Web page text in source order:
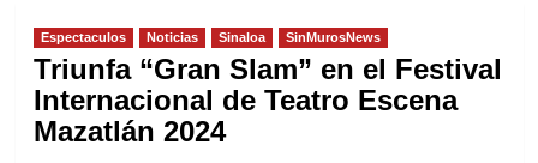
Espectaculos Noticias Sinaloa SinMurosNews
Triunfa “Gran Slam” en el Festival
Internacional de Teatro Escena
Mazatlán 2024